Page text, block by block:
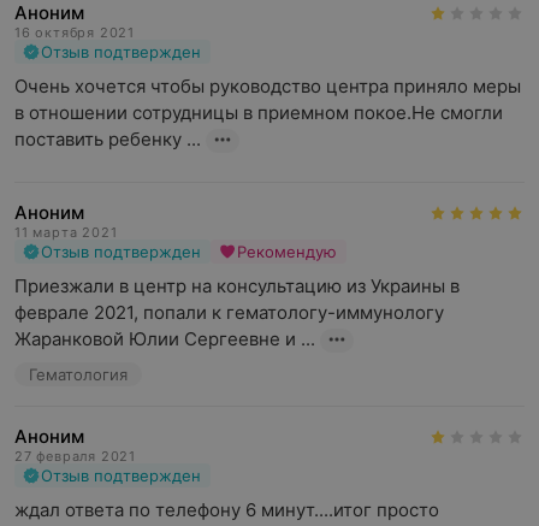
Аноним
16 октября 2021
Отзыв подтвержден
Очень хочется чтобы руководство центра приняло меры
в отношении сотрудницы в приемном покое.Не смогли
поставить ребенку ...
Аноним
11 марта 2021
Отзыв подтвержден Рекомендую
Приезжали в центр на консультацию из Украины в
феврале 2021, попали к гематологу-иммунологу
Жаранковой Юлии Сергеевне и ...
Гематология
Аноним
27 февраля 2021
Отзыв подтвержден
ждал ответа по телефону 6 минут....итог просто